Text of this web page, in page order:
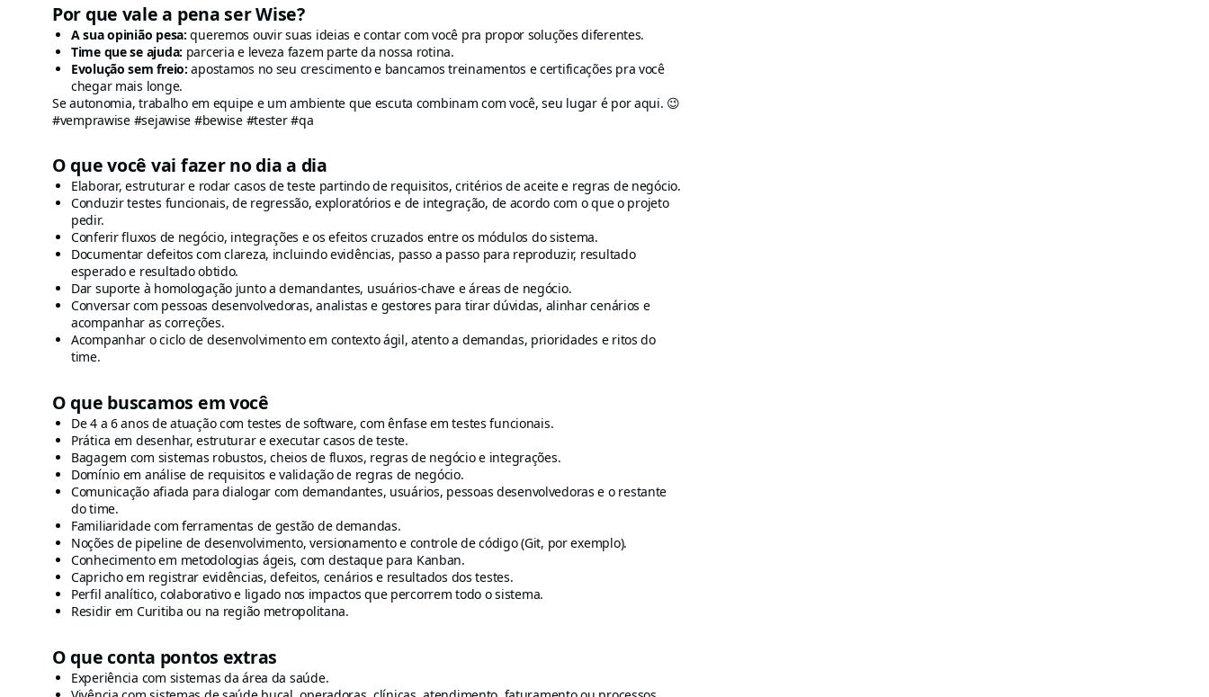
Por que vale a pena ser Wise?
A sua opinião pesa: queremos ouvir suas ideias e contar com você pra propor soluções diferentes.
Time que se ajuda: parceria e leveza fazem parte da nossa rotina.
Evolução sem freio: apostamos no seu crescimento e bancamos treinamentos e certificações pra você
chegar mais longe.
Se autonomia, trabalho em equipe e um ambiente que escuta combinam com você, seu lugar é por aqui. 😉
#vemprawise #sejawise #bewise #tester #qa
O que você vai fazer no dia a dia
Elaborar, estruturar e rodar casos de teste partindo de requisitos, critérios de aceite e regras de negócio.
Conduzir testes funcionais, de regressão, exploratórios e de integração, de acordo com o que o projeto
pedir.
Conferir fluxos de negócio, integrações e os efeitos cruzados entre os módulos do sistema.
Documentar defeitos com clareza, incluindo evidências, passo a passo para reproduzir, resultado
esperado e resultado obtido.
Dar suporte à homologação junto a demandantes, usuários-chave e áreas de negócio.
Conversar com pessoas desenvolvedoras, analistas e gestores para tirar dúvidas, alinhar cenários e
acompanhar as correções.
Acompanhar o ciclo de desenvolvimento em contexto ágil, atento a demandas, prioridades e ritos do
time.
O que buscamos em você
De 4 a 6 anos de atuação com testes de software, com ênfase em testes funcionais.
Prática em desenhar, estruturar e executar casos de teste.
Bagagem com sistemas robustos, cheios de fluxos, regras de negócio e integrações.
Domínio em análise de requisitos e validação de regras de negócio.
Comunicação afiada para dialogar com demandantes, usuários, pessoas desenvolvedoras e o restante
do time.
Familiaridade com ferramentas de gestão de demandas.
Noções de pipeline de desenvolvimento, versionamento e controle de código (Git, por exemplo).
Conhecimento em metodologias ágeis, com destaque para Kanban.
Capricho em registrar evidências, defeitos, cenários e resultados dos testes.
Perfil analítico, colaborativo e ligado nos impactos que percorrem todo o sistema.
Residir em Curitiba ou na região metropolitana.
O que conta pontos extras
Experiência com sistemas da área da saúde.